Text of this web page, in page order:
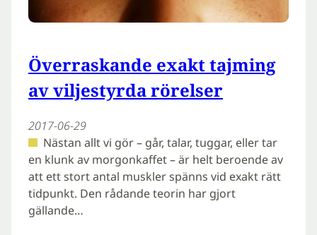
Överraskande exakt tajming
av viljestyrda rörelser
2017-06-29
Nästan allt vi gör – går, talar, tuggar, eller tar
en klunk av morgonkaffet – är helt beroende av
att ett stort antal muskler spänns vid exakt rätt
tidpunkt. Den rådande teorin har gjort
gällande…